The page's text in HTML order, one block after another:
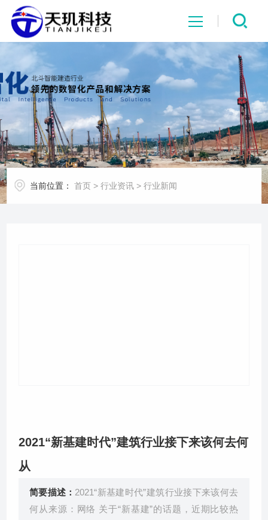
网站首页
系统中心
解决方案
项目案例
当前位置： 首页 >行业资讯 >行业新闻
2021“新基建时代”建筑行业接下来该何去何
从
简要描述： 2021“新基建时代”建筑行业接下来该何去
何从来源：网络 关于“新基建”的话题，近期比较热